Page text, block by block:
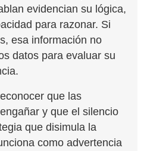
evidencian su lógica,
para razonar. Si
esa información no
datos para evaluar su
que las
y que el silencio
que disimula la
como advertencia